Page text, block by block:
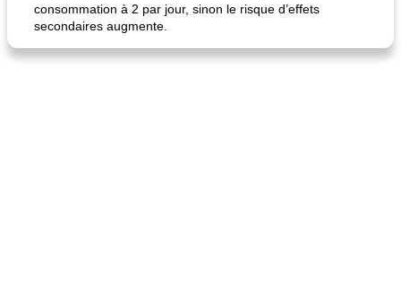
consommation à 2 par jour, sinon le risque d’effets
secondaires augmente.